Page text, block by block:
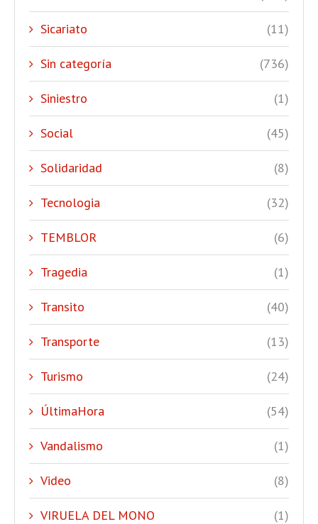
Sicariato (11)
Sin categoría (736)
Siniestro (1)
Social (45)
Solidaridad (8)
Tecnologia (32)
TEMBLOR (6)
Tragedia (1)
Transito (40)
Transporte (13)
Turismo (24)
ÚltimaHora (54)
Vandalismo (1)
Video (8)
VIRUELA DEL MONO (1)